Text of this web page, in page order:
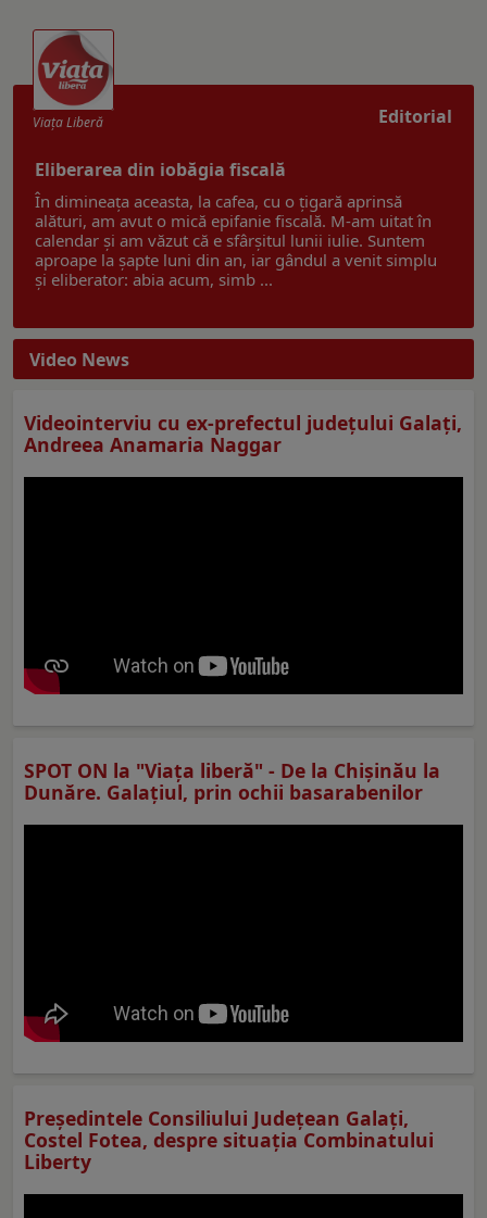
Editorial
Viaţa Liberă
Eliberarea din iobăgia fiscală
În dimineața aceasta, la cafea, cu o țigară aprinsă
alături, am avut o mică epifanie fiscală. M-am uitat în
calendar și am văzut că e sfârșitul lunii iulie. Suntem
aproape la șapte luni din an, iar gândul a venit simplu
și eliberator: abia acum, simb ...
Video News
Videointerviu cu ex-prefectul judeţului Galaţi,
Andreea Anamaria Naggar
SPOT ON la "Viaţa liberă" - De la Chișinău la
Dunăre. Galațiul, prin ochii basarabenilor
Preşedintele Consiliului Judeţean Galaţi,
Costel Fotea, despre situaţia Combinatului
Liberty